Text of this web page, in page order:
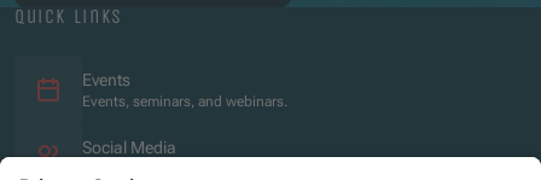
quick links
Events
Events, seminars, and webinars.
Social Media